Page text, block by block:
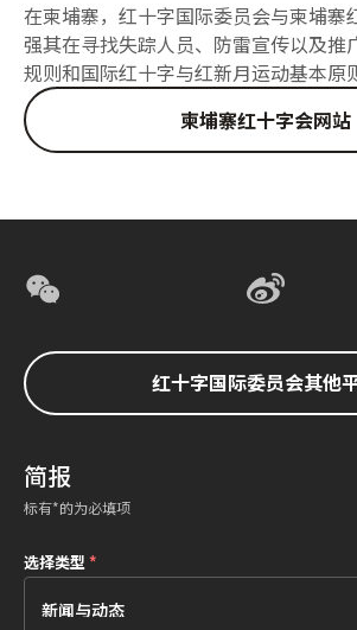
在柬埔寨，红十字国际委员会与柬埔寨
强其在寻找失踪人员、防雷宣传以及推
规则和国际红十字与红新月运动基本原
柬埔寨红十字会网站
红十字国际委员会其他
简报
标有*的为必填项
选择类型*